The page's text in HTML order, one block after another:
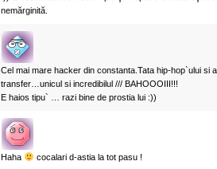
nemărginită.
Cel mai mare hacker din constanta.Tata hip-hop`ului si
transfer…unicul si incredibilul /// BAHOOOIII!!!
E haios tipu` … razi bine de prostia lui :))
Haha cocalari d-astia la tot pasu !